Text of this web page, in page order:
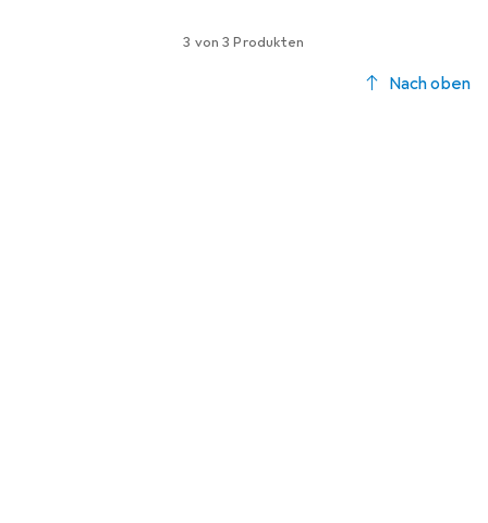
3 von 3 Produkten
Nach oben